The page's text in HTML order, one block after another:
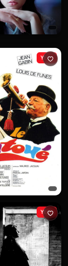
YENİ
YENİ